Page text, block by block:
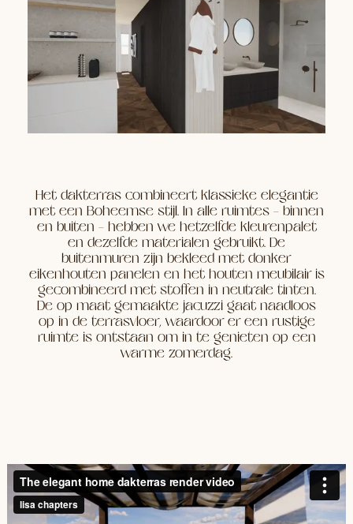
Het dakterras combineert klassieke elegantie
met een Boheemse stijl. In alle ruimtes – binnen
en buiten – hebben we hetzelfde kleurenpalet
en dezelfde materialen gebruikt. De
buitenmuren zijn bekleed met donker
eikenhouten panelen en het houten meubilair is
gecombineerd met stoffen in neutrale tinten.
De op maat gemaakte jacuzzi gaat naadloos
op in de terrasvloer, waardoor er een rustige
ruimte is ontstaan om in te genieten op een
warme zomerdag.